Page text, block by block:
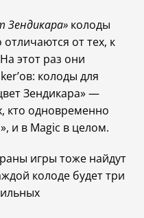
Зендикара» колоды
от тех, к
этот раз они
колоды для
Зендикара» —
кто одновременно
и в Magic в целом.
игры тоже найдут
колоде будет три